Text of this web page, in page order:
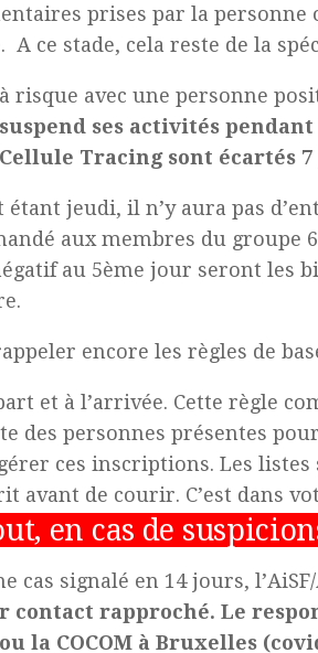
prises par la
A ce stade, cela reste de la
risque avec une personne
ses activités
Tracing sont écartés
étant jeudi, il n’y aura pas
aux membres du groupe
au 5ème jour seront les
encore les règles de
et à l’arrivée. Cette règle
des personnes présentes
ces inscriptions. Les
avant de courir. C’est dans
en cas de
cas signalé en 14 jours, l’AiSF/
rapproché. Le
la COCOM à Bruxelles